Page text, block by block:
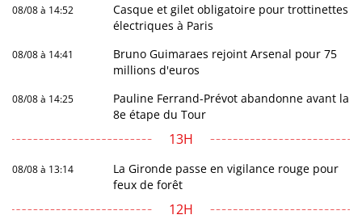
08/08 à 14:52
Casque et gilet obligatoire pour trottinettes
électriques à Paris
08/08 à 14:41
Bruno Guimaraes rejoint Arsenal pour 75
millions d'euros
08/08 à 14:25
Pauline Ferrand-Prévot abandonne avant la
8e étape du Tour
13H
08/08 à 13:14
La Gironde passe en vigilance rouge pour
feux de forêt
12H